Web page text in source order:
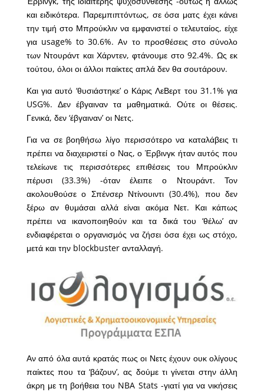
και ειδικότερα. Παρεμπιπτόντως, σε όσα ματς έχει κάνει
την τιμή στο Μπρούκλιν να εμφανιστεί ο τελευταίος, είχε
για usage% to 30.6%. Aν το προσθέσεις στο σύνολο
των Ντουράντ και Χάρντεν, φτάνουμε στο 92.4%. Ως εκ
τούτου, όλοι οι άλλοι παίκτες απλά δεν θα σουτάρουν.
Και για αυτό ‘θυσιάστηκε’ ο Κάρις ΛεΒερτ του 31.1% για
USG%. Δεν έβγαιναν τα μαθηματικά. Ούτε οι θέσεις.
Γενικά, δεν ‘έβγαιναν’ οι Νετς.
Για να σε βοηθήσω λίγο περισσότερο να καταλάβεις τι
πρέπει να διαχειριστεί ο Νας, ο Έρβινγκ ήταν αυτός που
τελείωνε τις περισσότερες επιθέσεις του Μπρούκλιν
πέρυσι (33.3%) -όταν έλειπε ο Ντουράντ. Τον
ακολουθούσε ο Σπένσερ Ντίνουιντι (30.4%), που δεν
ξέρω αν θυμάσαι αλλά είναι ακόμα Νετ. Και κάπως
πρέπει να ικανοποιηθούν και τα δικά του ‘θέλω’ αν
ενδιαφέρεται ο οργανισμός να ζήσει όσα έχει ως στόχο,
μετά και την blockbuster ανταλλαγή.
Αν από όλα αυτά κρατάς πως οι Νετς έχουν ουκ ολίγους
παίκτες που τα ‘βάζουν’, ας δούμε τι γίνεται στην άλλη
άκρη με τη βοήθεια του NBA Stats -γιατί για να νικήσεις